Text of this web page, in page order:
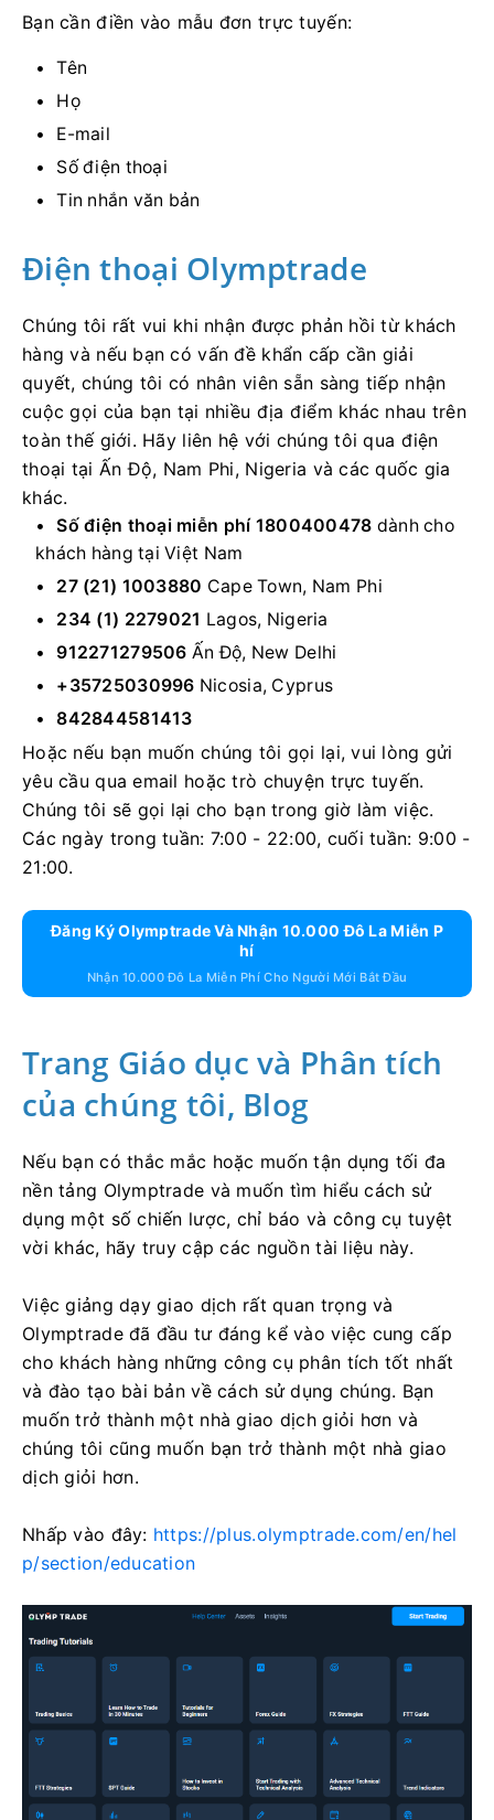
Bạn cần điền vào mẫu đơn trực tuyến:
Tên
Họ
E-mail
Số điện thoại
Tin nhắn văn bản
Điện thoại Olymptrade
Chúng tôi rất vui khi nhận được phản hồi từ khách
hàng và nếu bạn có vấn đề khẩn cấp cần giải
quyết, chúng tôi có nhân viên sẵn sàng tiếp nhận
cuộc gọi của bạn tại nhiều địa điểm khác nhau trên
toàn thế giới. Hãy liên hệ với chúng tôi qua điện
thoại tại Ấn Độ, Nam Phi, Nigeria và các quốc gia
khác.
Số điện thoại miễn phí 1800400478 dành cho
khách hàng tại Việt Nam
27 (21) 1003880 Cape Town, Nam Phi
234 (1) 2279021 Lagos, Nigeria
912271279506 Ấn Độ, New Delhi
+35725030996 Nicosia, Cyprus
842844581413
Hoặc nếu bạn muốn chúng tôi gọi lại, vui lòng gửi
yêu cầu qua email hoặc trò chuyện trực tuyến.
Chúng tôi sẽ gọi lại cho bạn trong giờ làm việc.
Các ngày trong tuần: 7:00 - 22:00, cuối tuần: 9:00 -
21:00.
Đăng Ký Olymptrade Và Nhận 10.000 Đô La Miễn P
Hí
Nhận 10.000 Đô La Miễn Phí Cho Người Mới Bắt Đầu
Trang Giáo dục và Phân tích
của chúng tôi, Blog
Nếu bạn có thắc mắc hoặc muốn tận dụng tối đa
nền tảng Olymptrade và muốn tìm hiểu cách sử
dụng một số chiến lược, chỉ báo và công cụ tuyệt
vời khác, hãy truy cập các nguồn tài liệu này.
Việc giảng dạy giao dịch rất quan trọng và
Olymptrade đã đầu tư đáng kể vào việc cung cấp
cho khách hàng những công cụ phân tích tốt nhất
và đào tạo bài bản về cách sử dụng chúng. Bạn
muốn trở thành một nhà giao dịch giỏi hơn và
chúng tôi cũng muốn bạn trở thành một nhà giao
dịch giỏi hơn.
Nhấp vào đây: https://plus.olymptrade.com/en/hel
p/section/education